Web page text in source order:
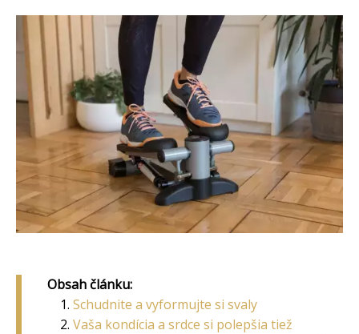
Obsah článku:
Schudnite a vyformujte si svaly
Vaša kondícia a srdce si polepšia tiež